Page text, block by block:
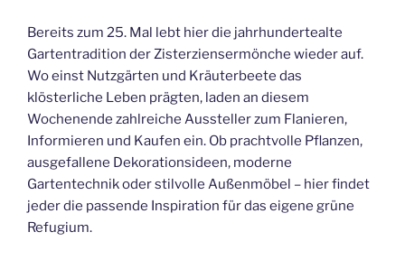
Bereits zum 25. Mal lebt hier die jahrhundertealte
Gartentradition der Zisterziensermönche wieder auf.
Wo einst Nutzgärten und Kräuterbeete das
klösterliche Leben prägten, laden an diesem
Wochenende zahlreiche Aussteller zum Flanieren,
Informieren und Kaufen ein. Ob prachtvolle Pflanzen,
ausgefallene Dekorationsideen, moderne
Gartentechnik oder stilvolle Außenmöbel – hier findet
jeder die passende Inspiration für das eigene grüne
Refugium.